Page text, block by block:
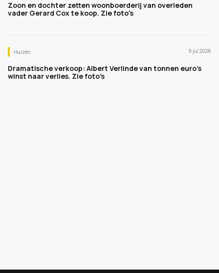
Zoon en dochter zetten woonboerderij van overleden
vader Gerard Cox te koop. Zie foto's
Huizen 9 jul 2026
Dramatische verkoop: Albert Verlinde van tonnen euro's
winst naar verlies. Zie foto's